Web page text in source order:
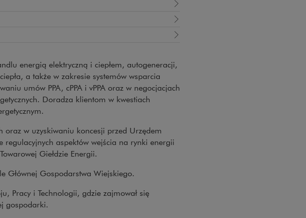
energią elektryczną i ciepłem, autogeneracji,
a także w zakresie systemów wsparcia
umów PPA, cPPA i vPPA oraz w negocjacjach
Doradza klientom w kwestiach
oraz w uzyskiwaniu koncesji przed Urzędem
aspektów wejścia na rynki energii
Giełdzie Energii.
Głównej Gospodarstwa Wiejskiego.
Pracy i Technologii, gdzie zajmował się
gospodarki.